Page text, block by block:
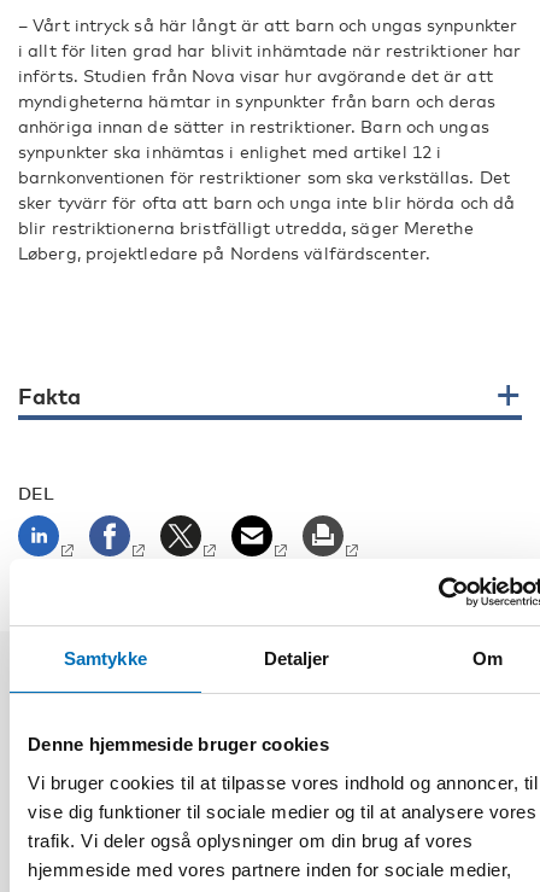
Samtykke Detaljer Om
Denne hjemmeside bruger cookies
Vi bruger cookies til at tilpasse vores indhold og annoncer,
vise dig funktioner til sociale medier og til at analysere vores
trafik. Vi deler også oplysninger om din brug af vores
hjemmeside med vores partnere inden for sociale medier,
– Vårt intryck så här långt är att barn och ungas synpunkter
i allt för liten grad har blivit inhämtade när restriktioner har
införts. Studien från Nova visar hur avgörande det är att
myndigheterna hämtar in synpunkter från barn och deras
anhöriga innan de sätter in restriktioner. Barn och ungas
synpunkter ska inhämtas i enlighet med artikel 12 i
barnkonventionen för restriktioner som ska verkställas. Det
sker tyvärr för ofta att barn och unga inte blir hörda och då
blir restriktionerna bristfälligt utredda, säger Merethe
Løberg, projektledare på Nordens välfärdscenter.
Fakta
DEL